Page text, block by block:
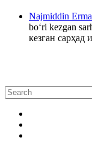
Najmiddin
bo‘ri kezgan
кезган сарҳад